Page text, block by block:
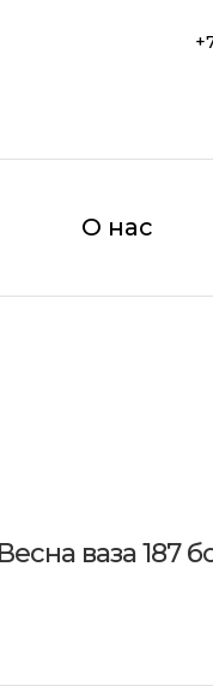
О нас
ваза 187